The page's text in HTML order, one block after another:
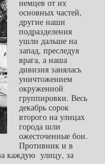
немцев от их
основных частей,
другие наши
подразделения
ушли дальше на
запад, преследуя
врага, а наша
дивизия занялась
уничтожением
окруженной
группировки. Весь
декабрь сорок
второго на улицах
города шли
ожесточенные бои.
Противник и в
каждую улицу, за